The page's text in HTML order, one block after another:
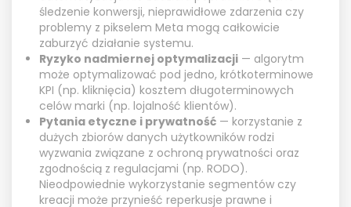
śledzenie konwersji, nieprawidłowe zdarzenia czy
problemy z pikselem Meta mogą całkowicie
zaburzyć działanie systemu.
Ryzyko nadmiernej optymalizacji — algorytm
może optymalizować pod jedno, krótkoterminowe
KPI (np. kliknięcia) kosztem długoterminowych
celów marki (np. lojalność klientów).
Pytania etyczne i prywatność — korzystanie z
dużych zbiorów danych użytkowników rodzi
wyzwania związane z ochroną prywatności oraz
zgodnością z regulacjami (np. RODO).
Nieodpowiednie wykorzystanie segmentów czy
kreacji może przynieść reperkusje prawne i